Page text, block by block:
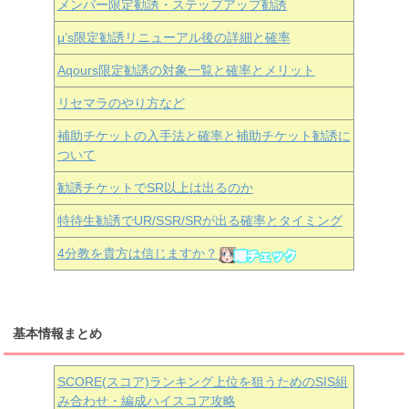
メンバー限定勧誘・ステップアップ勧誘
μ’s限定勧誘リニューアル後の詳細と確率
Aqours限定勧誘の対象一覧と確率とメリット
リセマラのやり方など
補助チケットの入手法と確率と補助チケット勧誘に
ついて
勧誘チケットでSR以上は出るのか
特待生勧誘でUR/SSR/SRが出る確率とタイミング
4分教を貴方は信じますか？
基本情報まとめ
SCORE(スコア)ランキング上位を狙うためのSIS組
み合わせ・編成ハイスコア攻略